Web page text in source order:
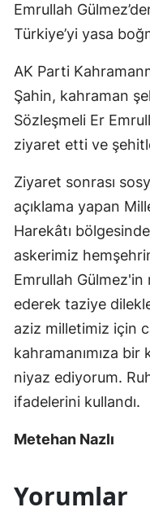
Emrullah
Türkiye’yi yasa
AK Parti
Şahin, kahraman
Sözleşmeli Er
ziyaret etti ve
Ziyaret sonrası
açıklama yapan
Harekâtı
askerimiz
Emrullah
ederek taziye
aziz milletimiz için
kahramanımıza
niyaz ediyorum.
ifadelerini kullandı.
Metehan Nazlı
Yorumlar